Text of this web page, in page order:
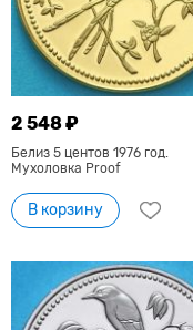
2 548 ₽
Белиз 5 центов 1976 год.
Мухоловка Proof
В корзину